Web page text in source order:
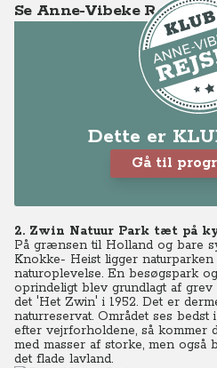
Se Anne-Vibeke Rejser -
Dette er
Gå til
2. Zwin Natuur Park tæt på
På grænsen til Holland og bare
Knokke- Heist ligger
naturoplevelse. En besøgspark
oprindeligt blev grundlagt af
det 'Het Zwin' i 1952. Det er
naturreservat. Området ses
efter vejrforholdene, så kommer
med masser af storke, men også
det flade lavland.